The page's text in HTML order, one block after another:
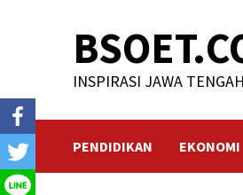
INSPIRASI JAWA
PENDIDIKAN EKONOMI